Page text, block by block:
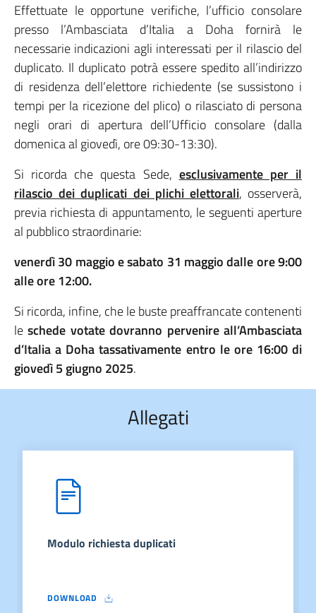
Effettuate le opportune verifiche, l’ufficio consolare
presso l’Ambasciata d’Italia a Doha fornirà le
necessarie indicazioni agli interessati per il rilascio del
duplicato. Il duplicato potrà essere spedito all’indirizzo
di residenza dell’elettore richiedente (se sussistono i
tempi per la ricezione del plico) o rilasciato di persona
negli orari di apertura dell’Ufficio consolare (dalla
domenica al giovedì, ore 09:30-13:30).
Si ricorda che questa Sede,esclusivamente per il
rilascio dei duplicati dei plichi elettorali, osserverà,
previa richiesta di appuntamento, le seguenti aperture
al pubblico straordinarie:
venerdì 30 maggio e sabato 31 maggio dalle ore 9:00
alle ore 12:00.
Si ricorda, infine, che le buste preaffrancate contenenti
leschede votate dovranno pervenire all’Ambasciata
d’Italia a Doha tassativamente entro le ore 16:00 di
giovedì 5 giugno 2025.
Allegati
Modulo richiesta duplicati
DOWNLOAD
MODULO RICHIESTA DUPLICATI